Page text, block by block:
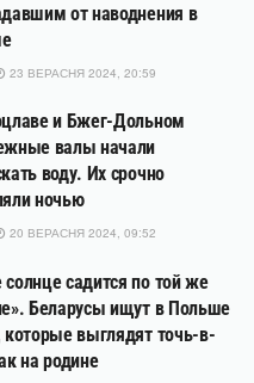
от наводнения в
23 ВЕРАСНЯ 2024, 20:59
и Бжег-Дольном
валы начали
воду. Их срочно
ночью
20 ВЕРАСНЯ 2024, 09:52
садится по той же
Беларусы ищут в Польше
которые выглядят точь-в-
на родине